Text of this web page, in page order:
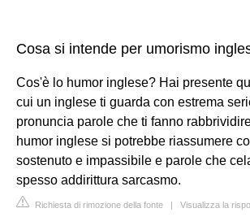
Cosa si intende per umorismo
Cos'è lo humor inglese? Hai presente
cui un inglese ti guarda con estrema
pronuncia parole che ti fanno
humor inglese si potrebbe riassumere
sostenuto e impassibile e parole che
spesso addirittura sarcasmo.
Richiesta di rimozione della fonte | Visualizza la